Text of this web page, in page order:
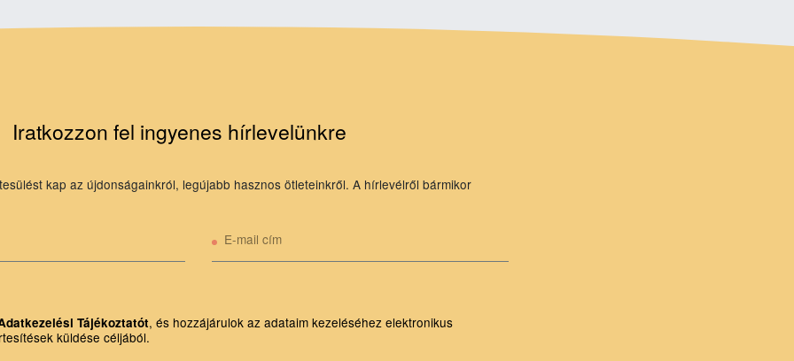
Iratkozzon fel ingyenes hírlevelünkre
kap az újdonságainkról, legújabb hasznos ötleteinkről. A hírlevélről bármikor
E-mail cím
Tájékoztatót, és hozzájárulok az adataim kezeléséhez elektronikus
küldése céljából.